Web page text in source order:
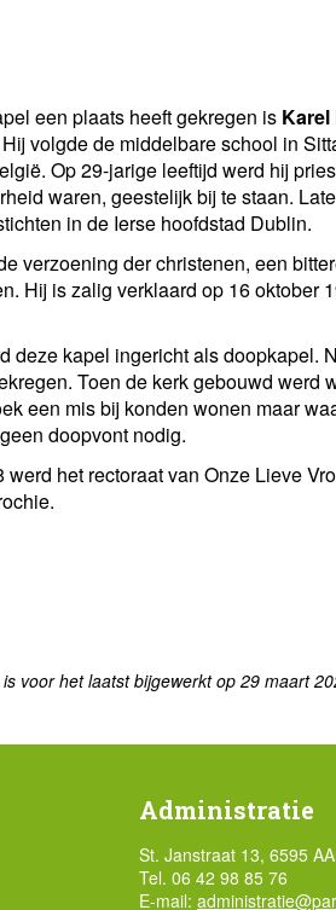
een plaats heeft gekregen is Karel
volgde de middelbare school in
Op 29-jarige leeftijd werd hij
waren, geestelijk bij te staan.
in de Ierse hoofdstad Dublin.
verzoening der christenen, een
Hij is zalig verklaard op 16 oktober
deze kapel ingericht als doopkapel.
Toen de kerk gebouwd werd
een mis bij konden wonen maar
doopvont nodig.
werd het rectoraat van Onze Lieve
voor het laatst bijgewerkt op 29 maart
Administratie
St. Janstraat 13, 6595
Tel. 06 42 98 85 76
E-mail: